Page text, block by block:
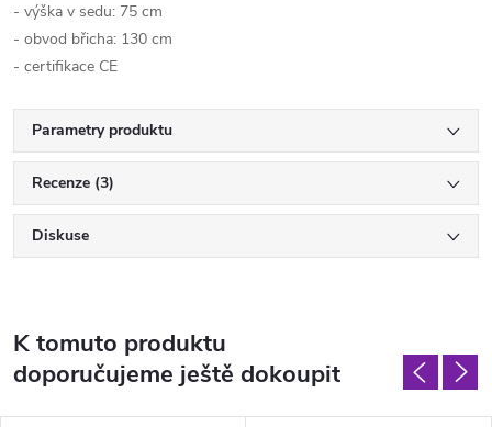
- výška v sedu: 75 cm
- obvod břicha: 130 cm
- certifikace CE
Parametry produktu
Recenze (3)
Diskuse
K tomuto produktu
doporučujeme ještě dokoupit